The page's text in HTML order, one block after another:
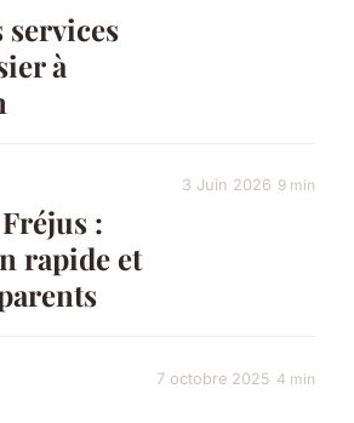
services
à
:
rapide et
3 Juin 2026 9 min
7 octobre 2025 4 min